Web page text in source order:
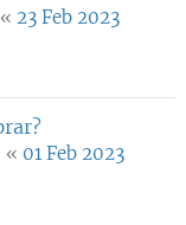
« 23 Feb 2023
« 01 Feb 2023